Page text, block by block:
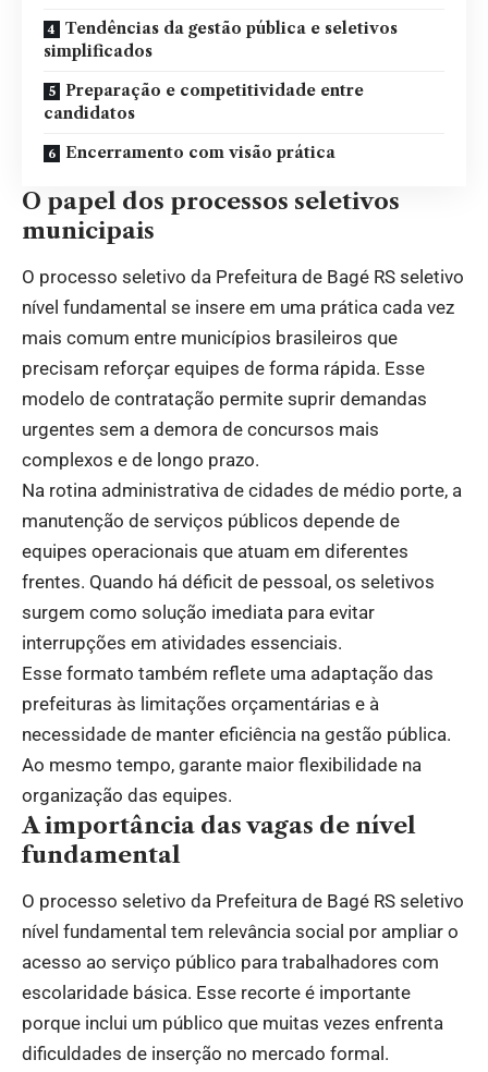
Tendências da gestão pública e seletivos
simplificados
Preparação e competitividade entre
candidatos
Encerramento com visão prática
O papel dos processos seletivos
municipais
O processo seletivo da Prefeitura de Bagé RS seletivo
nível fundamental se insere em uma prática cada vez
mais comum entre municípios brasileiros que
precisam reforçar equipes de forma rápida. Esse
modelo de contratação permite suprir demandas
urgentes sem a demora de concursos mais
complexos e de longo prazo.
Na rotina administrativa de cidades de médio porte, a
manutenção de serviços públicos depende de
equipes operacionais que atuam em diferentes
frentes. Quando há déficit de pessoal, os seletivos
surgem como solução imediata para evitar
interrupções em atividades essenciais.
Esse formato também reflete uma adaptação das
prefeituras às limitações orçamentárias e à
necessidade de manter eficiência na gestão pública.
Ao mesmo tempo, garante maior flexibilidade na
organização das equipes.
A importância das vagas de nível
fundamental
O processo seletivo da Prefeitura de Bagé RS seletivo
nível fundamental tem relevância social por ampliar o
acesso ao serviço público para trabalhadores com
escolaridade básica. Esse recorte é importante
porque inclui um público que muitas vezes enfrenta
dificuldades de inserção no mercado formal.